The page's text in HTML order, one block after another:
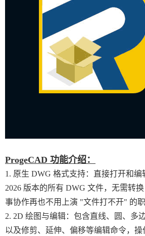
ProgeCAD 功能介绍：
1. 原生 DWG 格式支持：直接打开和编
2026 版本的所有 DWG 文件，无需转
事协作再也不用上演 "文件打不开" 的职
2. 2D 绘图与编辑：包含直线、圆、多
以及修剪、延伸、偏移等编辑命令，